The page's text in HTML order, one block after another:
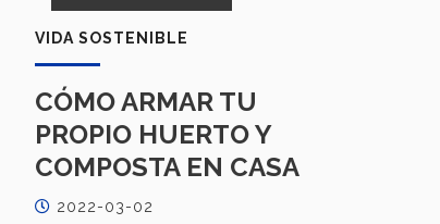
VIDA SOSTENIBLE
CÓMO ARMAR TU
PROPIO HUERTO Y
COMPOSTA EN CASA
2022-03-02